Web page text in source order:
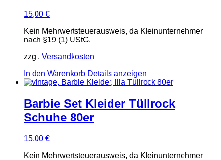
15,00 €
Kein Mehrwertsteuerausweis, da Kleinunternehmer
nach §19 (1) UStG.
zzgl. Versandkosten
In den Warenkorb Details anzeigen
Barbie Set Kleider Tüllrock
Schuhe 80er
15,00 €
Kein Mehrwertsteuerausweis, da Kleinunternehmer